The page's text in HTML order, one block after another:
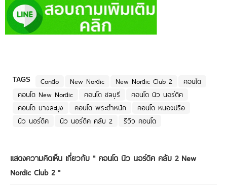
TAGS Condo New Nordic New Nordic Club 2
คอนโด
คอนโด New Nordic
คอนโด ชลบุรี
คอนโด นิว นอร์ดิค
คอนโด บางละมุง
คอนโด พระตำหนัก
คอนโด หนองปรือ
นิว นอร์ดิค
นิว นอร์ดิค คลับ 2 รีวิว คอนโด
แสดงความคิดเห็น เกี่ยวกับ " คอนโด นิว นอร์ดิค คลับ 2 New
Nordic Club 2"